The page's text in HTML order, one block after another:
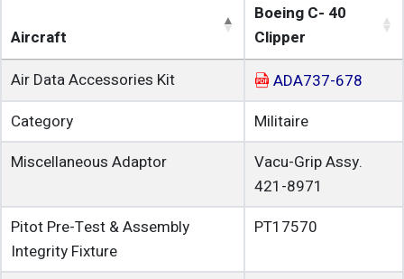
Aircraft
Boeing C- 40
Clipper
Air Data Accessories Kit
ADA737-678
Category
Militaire
Miscellaneous Adaptor
Vacu-Grip Assy.
421-8971
Pitot Pre-Test & Assembly
Integrity Fixture
PT17570